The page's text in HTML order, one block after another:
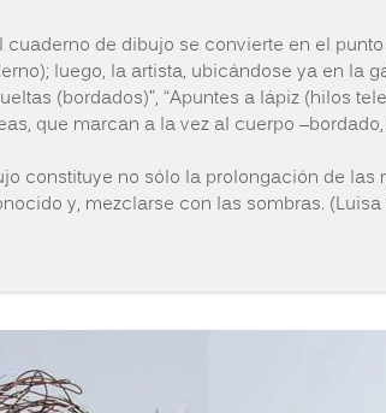
cuaderno de dibujo se convierte en el
luego, la artista, ubicándose ya en la
(bordados)”, “Apuntes a lápiz (hilos
que marcan a la vez al cuerpo
constituye no sólo la prolongación de
y, mezclarse con las sombras. (Luisa